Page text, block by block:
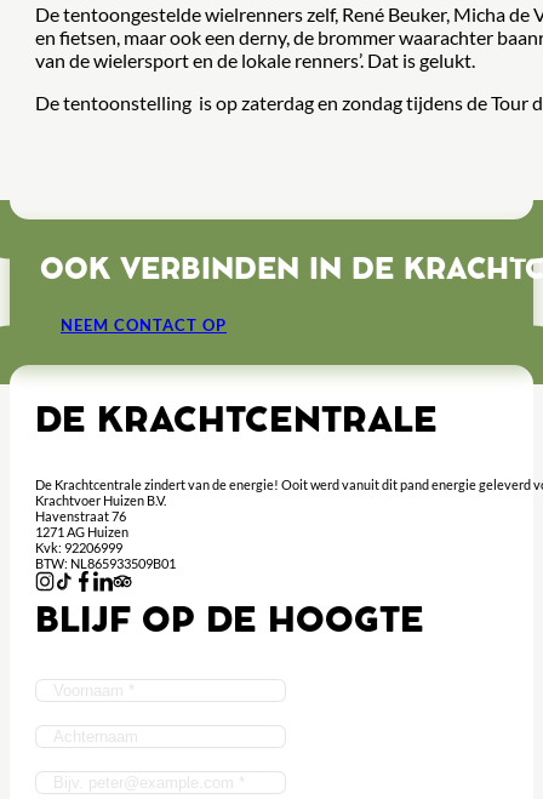
De tentoongestelde wielrenners zelf, René Beuker, Micha de
en fietsen, maar ook een derny, de brommer waarachter
van de wielersport en de lokale renners’. Dat is gelukt.
De tentoonstelling is op zaterdag en zondag tijdens de Tour
OOK VERBINDEN IN DE
NEEM CONTACT OP
DE KRACHTCENTRALE
De Krachtcentrale zindert van de energie! Ooit werd vanuit dit pand energie geleverd
Krachtvoer Huizen B.V.
Havenstraat 76
1271 AG Huizen
Kvk: 92206999
BTW: NL865933509B01
BLIJF OP DE HOOGTE